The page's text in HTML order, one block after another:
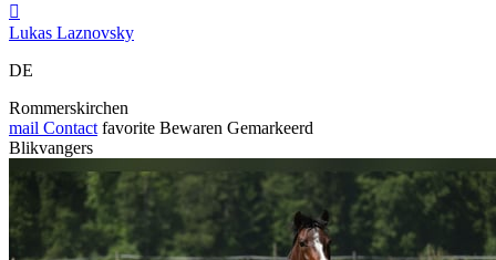

Lukas Laznovsky
DE
Rommerskirchen
mail Contact favorite Bewaren Gemarkeerd
Blikvangers